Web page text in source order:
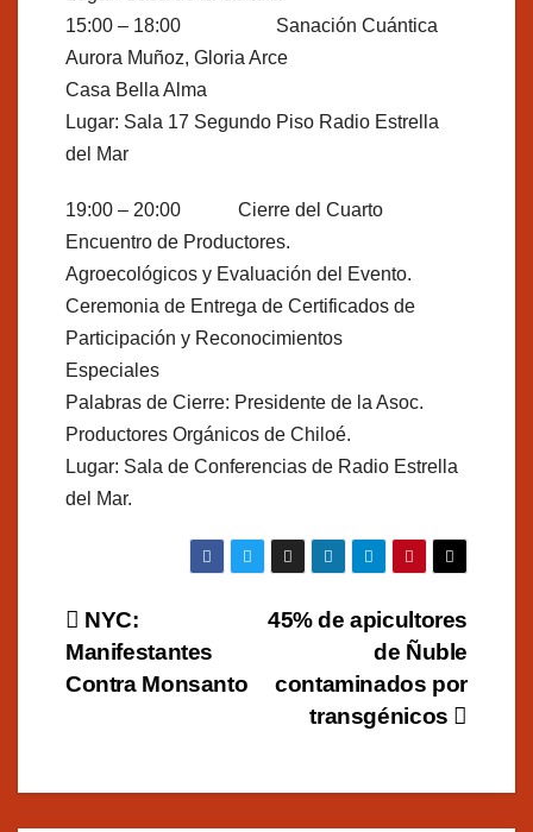
15:00 – 18:00 Sanación Cuántica
Aurora Muñoz, Gloria Arce
Casa Bella Alma
Lugar: Sala 17 Segundo Piso Radio Estrella
del Mar
19:00 – 20:00 Cierre del Cuarto
Encuentro de Productores.
Agroecológicos y Evaluación del Evento.
Ceremonia de Entrega de Certificados de
Participación y Reconocimientos
Especiales
Palabras de Cierre: Presidente de la Asoc.
Productores Orgánicos de Chiloé.
Lugar: Sala de Conferencias de Radio Estrella
del Mar.
Navegación
de
45% de apicultores
de Ñuble
contaminados por
transgénicos
NYC:
Manifestantes
Contra Monsanto